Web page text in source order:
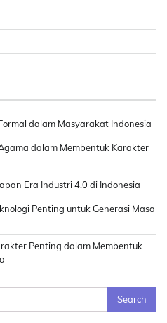
dalam Masyarakat Indonesia
dalam Membentuk Karakter
Era Industri 4.0 di Indonesia
Penting untuk Generasi Masa
Penting dalam Membentuk